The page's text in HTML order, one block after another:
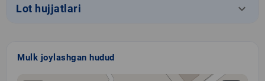
Lot hujjatlari keyboard_arrow_down
Mulk joylashgan hudud